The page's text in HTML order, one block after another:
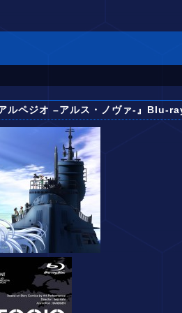
ルペジオ –アルス・ノヴァ-』Blu-